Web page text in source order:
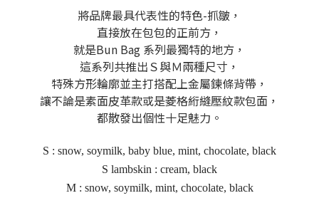
將品牌最具代表性的特色-抓皺，
直接放在包包的正前方，
就是Bun Bag 系列最獨特的地方，
這系列共推出Ｓ與Ｍ兩種尺寸，
特殊方形輪廓並主打搭配上金屬鍊條背帶，
讓不論是素面皮革款或是菱格絎縫壓紋款包面，
都散發出個性十足魅力。
S : snow, soymilk, baby blue, mint, chocolate, black
S lambskin : cream, black
M : snow, soymilk, mint, chocolate, black